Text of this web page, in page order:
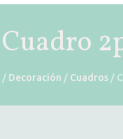
Cuadro
/ Decoración / Cuadros/